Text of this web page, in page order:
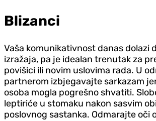
Blizanci
Vaša komunikativnost danas dolazi
izražaja, pa je idealan trenutak za
povišici ili novim uslovima rada. U
partnerom izbjegavajte sarkazam
osoba mogla pogrešno shvatiti.
leptiriće u stomaku nakon sasvim
poslovnog sastanka. Odmarajte oči